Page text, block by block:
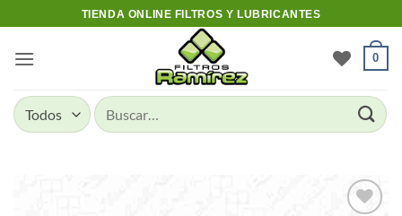
to
content
TIENDA ONLINE FILTROS Y LUBRICANTES
0
Buscar
por: